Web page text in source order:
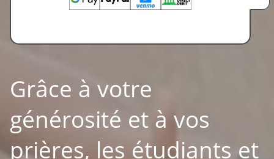
Grâce à votre
générosité et à vos
prières, les étudiants et